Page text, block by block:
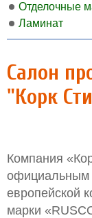
Отделочные
Ламинат
Салон
"Корк
Компания
официальным
европейской
марки